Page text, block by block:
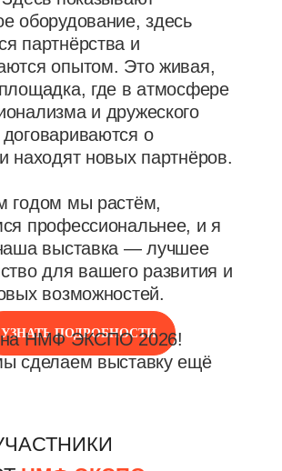
УЗНАТЬ ПОДРОБНОСТИ